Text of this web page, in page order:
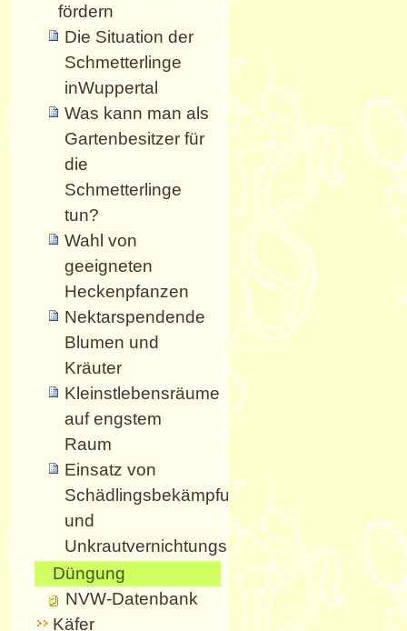
fördern
Die Situation der
Schmetterlinge
inWuppertal
Was kann man als
Gartenbesitzer für
die
Schmetterlinge
tun?
Wahl von
geeigneten
Heckenpfanzen
Nektarspendende
Blumen und
Kräuter
Kleinstlebensräume
auf engstem
Raum
Einsatz von
Schädlingsbekämpfungsmitteln
und
Unkrautvernichtungsmitteln
Düngung
NVW-Datenbank
Käfer